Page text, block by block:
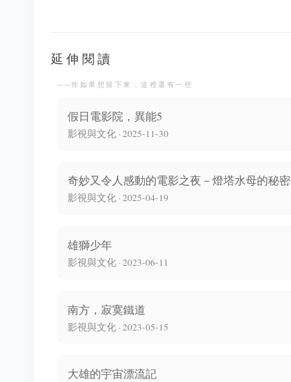
延伸閱讀
──你如果想留下來，這裡還有一些
假日電影院，異能5
影視與文化 · 2025-11-30
奇妙又令人感動的電影之夜－燈塔水母的秘密
影視與文化 · 2025-04-19
雄獅少年
影視與文化 · 2023-06-11
南方，寂寞鐵道
影視與文化 · 2023-05-15
大雄的宇宙漂流記